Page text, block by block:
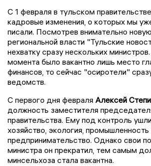
С 1 февраля в тульском
кадровые изменения, о которых мы
писали. Посмотрев внимательно
региональной власти "Тульские
нехватку сразу нескольких
момента было вакантно лишь место
финансов, то сейчас "осиротели"
ведомств.
С первого дня февраля Алексей
должность заместителя
правительства. Ему под контроль
хозяйство, экология, промышленность
предпринимательство. Однако свои
министра он прекратил, тем самым
минсельхоза стала вакантна.